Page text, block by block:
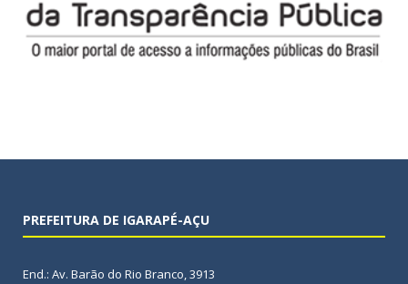
PREFEITURA DE IGARAPÉ-AÇU
End.: Av. Barão do Rio Branco, 3913